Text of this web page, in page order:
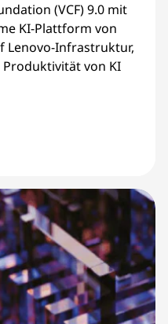
(VCF) 9.0 mit
KI-Plattform von
Lenovo-Infrastruktur,
von KI